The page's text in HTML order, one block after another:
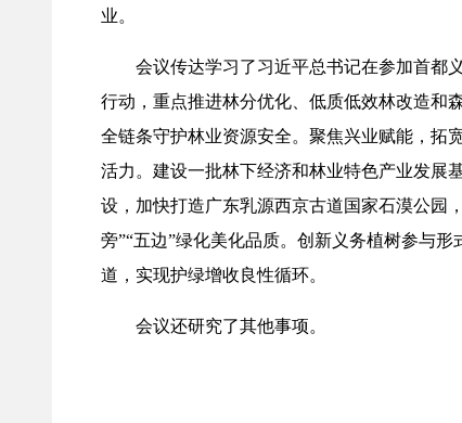
业。
会议传达学习了习近平总书记在参加首都义
行动，重点推进林分优化、低质低效林改造和
全链条守护林业资源安全。聚焦兴业赋能，拓
活力。建设一批林下经济和林业特色产业发展
设，加快打造广东乳源西京古道国家石漠公园
旁”“五边”绿化美化品质。创新义务植树参与
道，实现护绿增收良性循环。
会议还研究了其他事项。